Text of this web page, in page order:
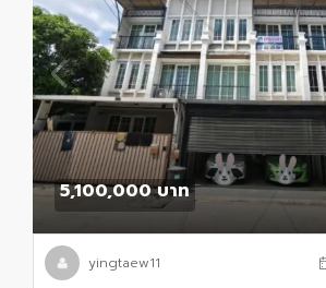
5,100,000 บาท
yingtaew11